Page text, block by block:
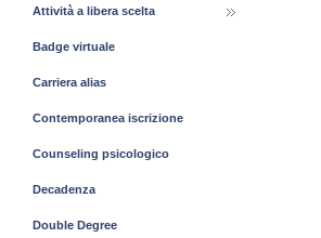
Attività a libera scelta
Badge virtuale
Carriera alias
Contemporanea iscrizione
Counseling psicologico
Decadenza
Double Degree